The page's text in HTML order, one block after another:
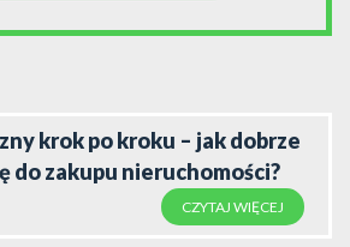
krok po kroku – jak dobrze
do zakupu nieruchomości?
CZYTAJ WIĘCEJ